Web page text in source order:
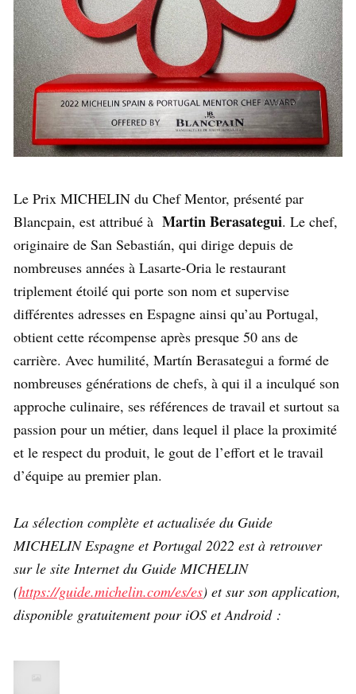
Le Prix MICHELIN du Chef Mentor, présenté par
Blancpain, est attribué à Martin Berasategui. Le chef,
originaire de San Sebastián, qui dirige depuis de
nombreuses années à Lasarte-Oria le restaurant
triplement étoilé qui porte son nom et supervise
différentes adresses en Espagne ainsi qu’au Portugal,
obtient cette récompense après presque 50 ans de
carrière. Avec humilité, Martín Berasategui a formé de
nombreuses générations de chefs, à qui il a inculqué son
approche culinaire, ses références de travail et surtout sa
passion pour un métier, dans lequel il place la proximité
et le respect du produit, le gout de l’effort et le travail
d’équipe au premier plan.
La sélection complète et actualisée du Guide
MICHELIN Espagne et Portugal 2022 est à retrouver
sur le site Internet du Guide MICHELIN
(https://guide.michelin.com/es/es) et sur son application,
disponible gratuitement pour iOS et Android :